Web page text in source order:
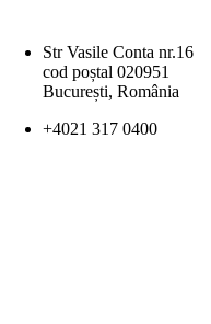
Str Vasile Conta nr.16
cod poștal 020951
București, România
+4021 317 0400